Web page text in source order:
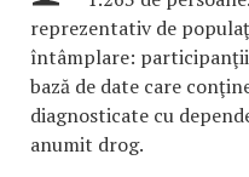
reprezentativ de
întâmplare:
bază de date care
diagnosticate cu
anumit drog.